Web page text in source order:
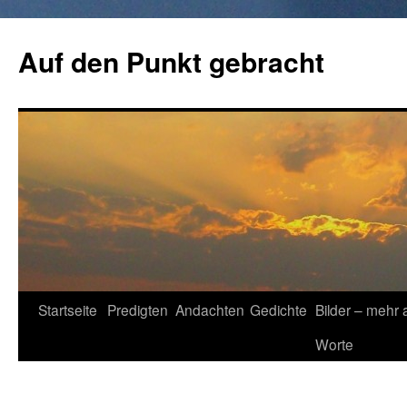
springen
Auf den Punkt gebracht
Startseite Predigten Andachten Gedichte Bilder – mehr
Worte